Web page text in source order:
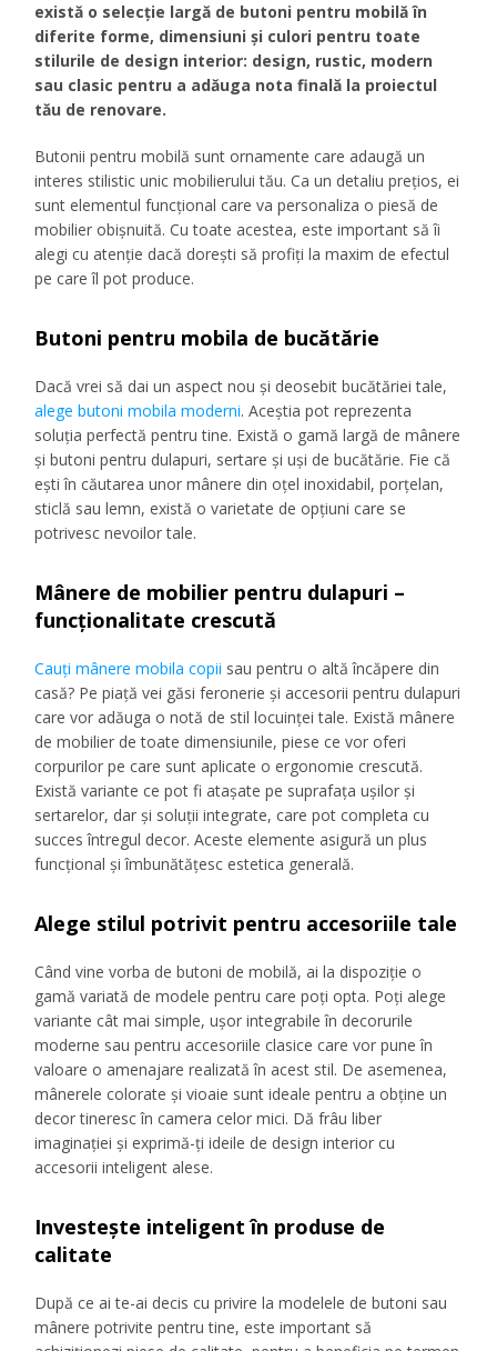
există o selecție largă de butoni pentru mobilă în
diferite forme, dimensiuni și culori pentru toate
stilurile de design interior: design, rustic, modern
sau clasic pentru a adăuga nota finală la proiectul
tău de renovare.
Butonii pentru mobilă sunt ornamente care adaugă un
interes stilistic unic mobilierului tău. Ca un detaliu prețios, ei
sunt elementul funcțional care va personaliza o piesă de
mobilier obișnuită. Cu toate acestea, este important să îi
alegi cu atenție dacă dorești să profiți la maxim de efectul
pe care îl pot produce.
Butoni pentru mobila de bucătărie
Dacă vrei să dai un aspect nou și deosebit bucătăriei tale,
alege butoni mobila moderni. Aceștia pot reprezenta
soluția perfectă pentru tine. Există o gamă largă de mânere
și butoni pentru dulapuri, sertare și uși de bucătărie. Fie că
ești în căutarea unor mânere din oțel inoxidabil, porțelan,
sticlă sau lemn, există o varietate de opțiuni care se
potrivesc nevoilor tale.
Mânere de mobilier pentru dulapuri –
funcționalitate crescută
Cauți mânere mobila copii sau pentru o altă încăpere din
casă? Pe piață vei găsi feronerie și accesorii pentru dulapuri
care vor adăuga o notă de stil locuinței tale. Există mânere
de mobilier de toate dimensiunile, piese ce vor oferi
corpurilor pe care sunt aplicate o ergonomie crescută.
Există variante ce pot fi atașate pe suprafața ușilor și
sertarelor, dar și soluții integrate, care pot completa cu
succes întregul decor. Aceste elemente asigură un plus
funcțional și îmbunătățesc estetica generală.
Alege stilul potrivit pentru accesoriile tale
Când vine vorba de butoni de mobilă, ai la dispoziție o
gamă variată de modele pentru care poți opta. Poți alege
variante cât mai simple, ușor integrabile în decorurile
moderne sau pentru accesoriile clasice care vor pune în
valoare o amenajare realizată în acest stil. De asemenea,
mânerele colorate și vioaie sunt ideale pentru a obține un
decor tineresc în camera celor mici. Dă frâu liber
imaginației și exprimă-ți ideile de design interior cu
accesorii inteligent alese.
Investește inteligent în produse de
calitate
După ce ai te-ai decis cu privire la modelele de butoni sau
mânere potrivite pentru tine, este important să